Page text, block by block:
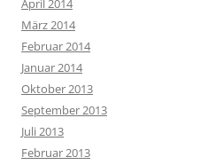
April 2014
März 2014
Februar 2014
Januar 2014
Oktober 2013
September 2013
Juli 2013
Februar 2013